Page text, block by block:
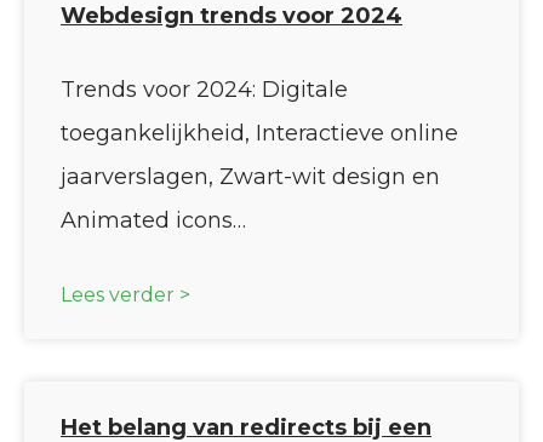
Webdesign trends voor 2024
Trends voor 2024: Digitale
toegankelijkheid, Interactieve online
jaarverslagen, Zwart-wit design en
Animated icons…
Lees verder >
Het belang van redirects bij een